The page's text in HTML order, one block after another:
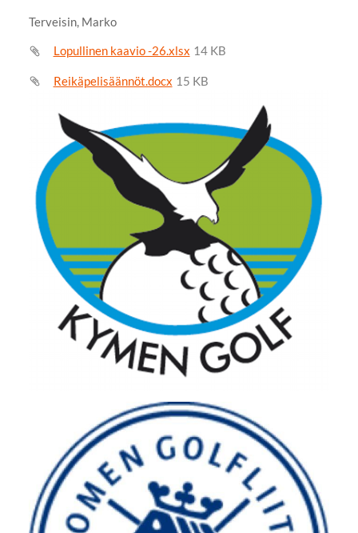
Terveisin, Marko
Lopullinen kaavio -26.xlsx 14 KB
Reikäpelisäännöt.docx 15 KB